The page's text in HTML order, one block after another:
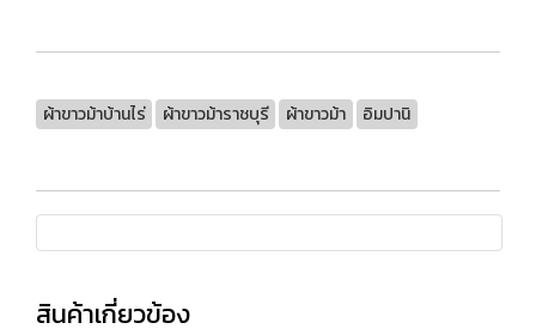
ผ้าขาวม้าบ้านไร่ ผ้าขาวม้าราชบุรี ผ้าขาวม้า อิมปานิ
สินค้าเกี่ยวข้อง